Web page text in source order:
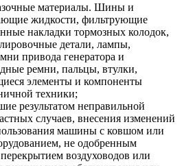
материалы. Шины и
жидкости, фильтрующие
накладки тормозных колодок,
детали, лампы,
привода генератора и
ремни, пальцы, втулки,
элементы и компоненты
техники;
результатом неправильной
случаев, внесения изменений
машины с ковшом или
не одобренным
воздуховодов или